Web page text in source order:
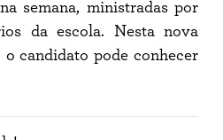
semana, ministradas por
da escola. Nesta nova
candidato pode conhecer